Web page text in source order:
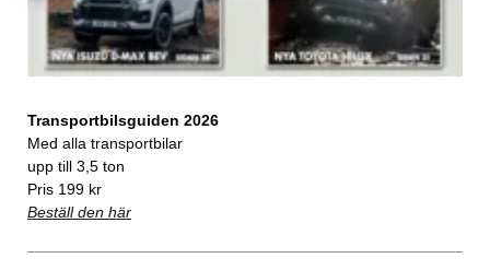
Transportbilsguiden 2026
Med alla transportbilar
upp till 3,5 ton
Pris 199 kr
Beställ den här